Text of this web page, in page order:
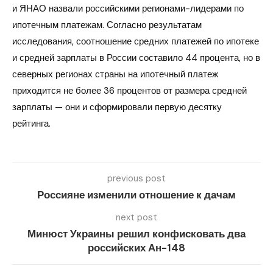
и ЯНАО назвали российскими регионами-лидерами по
ипотечным платежам. Согласно результатам
исследования, соотношение средних платежей по ипотеке
и средней зарплаты в России составило 44 процента, но в
северных регионах страны на ипотечный платеж
приходится не более 36 процентов от размера средней
зарплаты — они и сформировали первую десятку
рейтинга.
previous post
Россияне изменили отношение к дачам
next post
Минюст Украины решил конфисковать два
российских Ан-148